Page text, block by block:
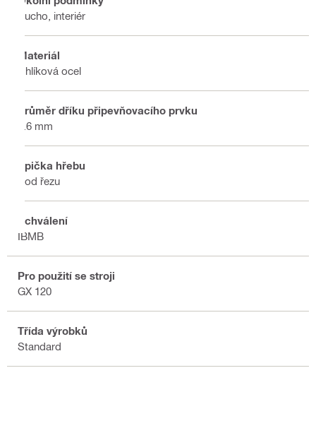
Sucho, interiér
Materiál
Uhlíková ocel
Průměr dříku připevňovacího prvku
2.6 mm
Špička hřebu
Bod řezu
Schválení
IBMB
Pro použití se stroji
GX 120
Třída výrobků
Standard